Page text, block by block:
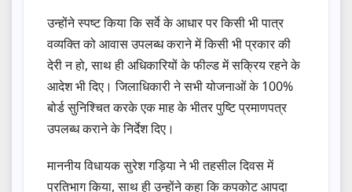
उन्होंने स्पष्ट किया कि सर्वे के आधार पर किसी भी पात्र
वव्यक्ति को आवास उपलब्ध कराने में किसी भी प्रकार की
देरी न हो, साथ ही अधिकारियों के फील्ड में सक्रिय रहने के
आदेश भी दिए। जिलाधिकारी ने सभी योजनाओं के 100%
बोर्ड सुनिश्चित करके एक माह के भीतर पुष्टि प्रमाणपत्र
उपलब्ध कराने के निर्देश दिए।
माननीय विधायक सुरेश गड़िया ने भी तहसील दिवस में
प्रतिभाग किया, साथ ही उन्होंने कहा कि कपकोट आपदा